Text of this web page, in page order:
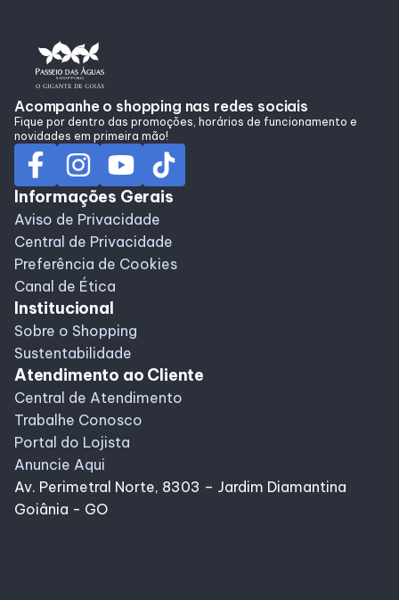
Alimentação
Programa de Benefícios
Acompanhe o shopping nas redes sociais
Fique por dentro das promoções, horários de funcionamento e
novidades em primeira mão!
Informações Gerais
Aviso de Privacidade
Central de Privacidade
Preferência de Cookies
Canal de Ética
Institucional
Sobre o Shopping
Sustentabilidade
Atendimento ao Cliente
Central de Atendimento
Trabalhe Conosco
Portal do Lojista
Anuncie Aqui
Av. Perimetral Norte, 8303 – Jardim Diamantina
Goiânia - GO